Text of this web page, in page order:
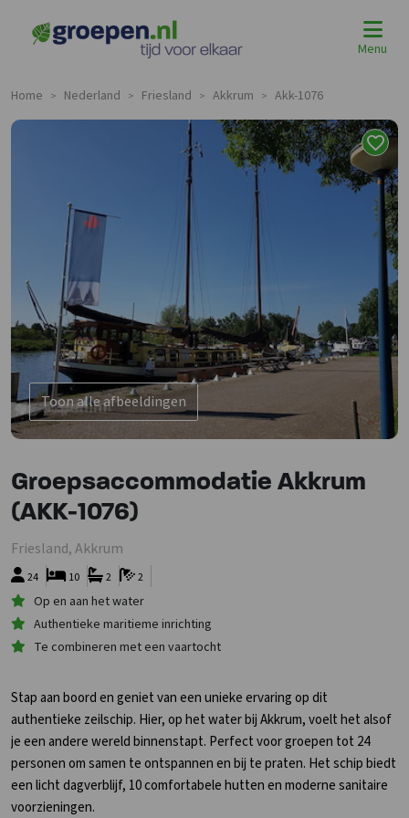
Menu
Home > Nederland > Friesland > Akkrum > Akk-1076
Toon alle afbeeldingen
Groepsaccommodatie Akkrum
(AKK-1076)
Friesland, Akkrum
24 2
2
10
Op en aan het water
Authentieke maritieme inrichting
Te combineren met een vaartocht
Stap aan boord en geniet van een unieke ervaring op dit
authentieke zeilschip. Hier, op het water bij Akkrum, voelt het alsof
je een andere wereld binnenstapt. Perfect voor groepen tot 24
personen om samen te ontspannen en bij te praten. Het schip biedt
een licht dagverblijf, 10 comfortabele hutten en moderne sanitaire
voorzieningen.